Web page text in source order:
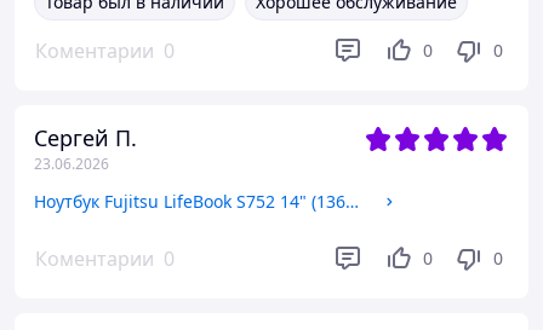
Коментарии 0 0 0
Сергей П.
23.06.2026
Ноутбук Fujitsu LifeBook S752 14" (1366х768), Intel Core i3-3110M 2.4GHz, DDR3 8ГБ, HDD 500ГБ
Коментарии 0 0 0